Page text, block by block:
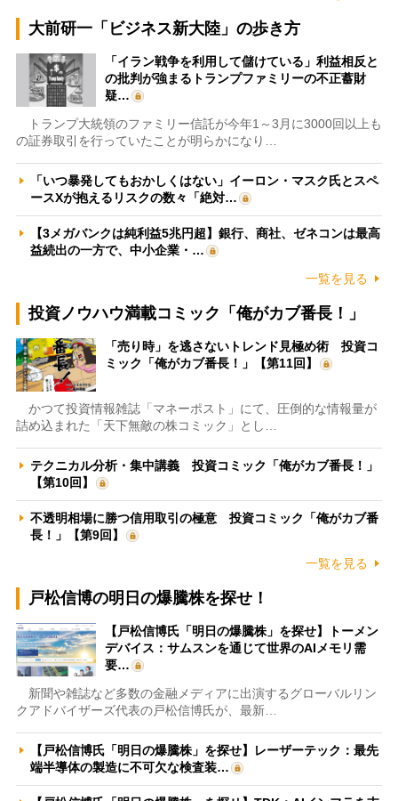
大前研一「ビジネス新大陸」の歩き方
「イラン戦争を利用して儲けている」利益相反と
の批判が強まるトランプファミリーの不正蓄財
疑…
トランプ大統領のファミリー信託が今年1～3月に3000回以上も
の証券取引を行っていたことが明らかになり…
「いつ暴発してもおかしくはない」イーロン・マスク氏とスペ
ースXが抱えるリスクの数々「絶対…
【3メガバンクは純利益5兆円超】銀行、商社、ゼネコンは最高
益続出の一方で、中小企業・…
一覧を見る
投資ノウハウ満載コミック「俺がカブ番長！」
「売り時」を逃さないトレンド見極め術 投資コ
ミック「俺がカブ番長！」【第11回】
かつて投資情報雑誌「マネーポスト」にて、圧倒的な情報量が
詰め込まれた「天下無敵の株コミック」とし…
テクニカル分析・集中講義 投資コミック「俺がカブ番長！」
【第10回】
不透明相場に勝つ信用取引の極意 投資コミック「俺がカブ番
長！」【第9回】
一覧を見る
戸松信博の明日の爆騰株を探せ！
【戸松信博氏「明日の爆騰株」を探せ】トーメン
デバイス：サムスンを通じて世界のAIメモリ需
要…
新聞や雑誌など多数の金融メディアに出演するグローバルリン
クアドバイザーズ代表の戸松信博氏が、最新…
【戸松信博氏「明日の爆騰株」を探せ】レーザーテック：最先
端半導体の製造に不可欠な検査装…